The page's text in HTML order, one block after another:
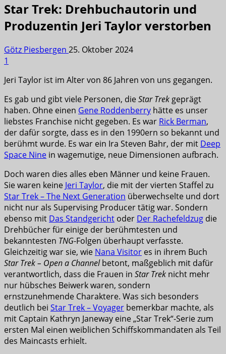
Star Trek: Drehbuchautorin und
Produzentin Jeri Taylor verstorben
Götz Piesbergen 25. Oktober 2024
1
Jeri Taylor ist im Alter von 86 Jahren von uns gegangen.
Es gab und gibt viele Personen, dieStar Trek geprägt
haben. Ohne einen Gene Roddenberry hätte es unser
liebstes Franchise nicht gegeben. Es war Rick Berman,
der dafür sorgte, dass es in den 1990ern so bekannt und
berühmt wurde. Es war ein Ira Steven Bahr, der mit Deep
Space Nine in wagemutige, neue Dimensionen aufbrach.
Doch waren dies alles eben Männer und keine Frauen.
Sie waren keine Jeri Taylor, die mit der vierten Staffel zu
Star Trek – The Next Generation überwechselte und dort
nicht nur als Supervising Producer tätig war. Sondern
ebenso mit Das Standgericht oder Der Rachefeldzug die
Drehbücher für einige der berühmtesten und
bekanntesten TNG-Folgen überhaupt verfasste.
Gleichzeitig war sie, wie Nana Visitor es in ihrem Buch
Star Trek – Open a Channelbetont, maßgeblich mit dafür
verantwortlich, dass die Frauen in Star Trek nicht mehr
nur hübsches Beiwerk waren, sondern
ernstzunehmende Charaktere. Was sich besonders
deutlich bei Star Trek – Voyager bemerkbar machte, als
mit Captain Kathryn Janeway eine „Star Trek“-Serie zum
ersten Mal einen weiblichen Schiffskommandaten als Teil
des Maincasts erhielt.